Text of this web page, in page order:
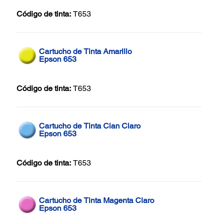
Código de tinta: T653
Cartucho de Tinta Amarillo
Epson 653
Código de tinta: T653
Cartucho de Tinta Cian Claro
Epson 653
Código de tinta: T653
Cartucho de Tinta Magenta Claro
Epson 653